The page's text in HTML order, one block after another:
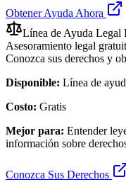
Obtener Ayuda Ahora
Línea de Ayuda Legal
Asesoramiento legal
Conozca sus derechos y
Disponible: Línea de
Costo: Gratis
Mejor para: Entender
información sobre
Conozca Sus Derechos